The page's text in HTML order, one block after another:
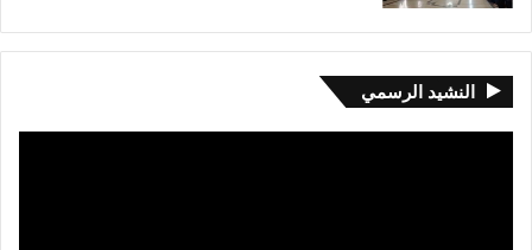
النشيد الرسمي